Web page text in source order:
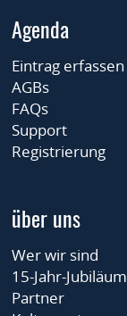
Agenda
Eintrag erfassen
AGBs
FAQs
Support
Registrierung
über uns
Wer wir sind
15-Jahr-Jubiläum
Partner